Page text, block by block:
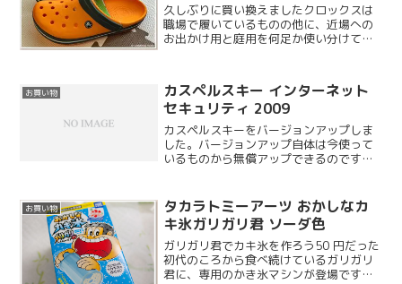
久しぶりに買い換えましたクロックスは
職場で履いているものの他に、近場への
お出かけ用と庭用を何足か使い分けてい
たが、ちょうどアウトレットストアに寄
る機会があったのでこち...
お買い物
カスペルスキー インターネット
セキュリティ 2009
カスペルスキーをバージョンアップしま
した。バージョンアップ自体は今使って
いるものから無償アップできるのです
は 3 ユーザーだと 11,671円となり、別
に安くない...
お買い物
タカラトミーアーツ おかしなカ
キ氷ガリガリ君 ソーダ色
ガリガリ君でカキ氷を作ろう50 円だった
初代のころから食べ続けているガリガリ
君に、専用のかき氷マシンが登場です。